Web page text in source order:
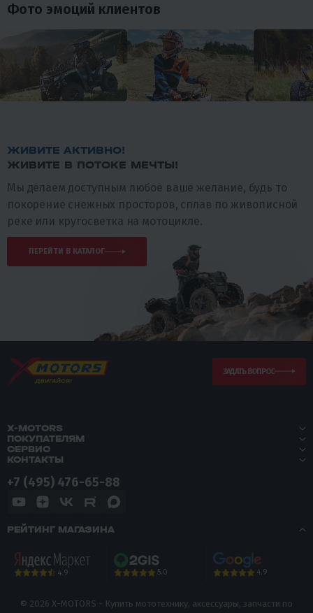
Фото эмоций клиентов
ЖИВИТЕ АКТИВНО!
ЖИВИТЕ В ПОТОКЕ МЕЧТЫ!
Мы делаем доступным любое ваше желание, будь то
покорение снежных просторов, сплав по живописной
реке или кругосветка на мотоцикле.
ПЕРЕЙТИ В КАТАЛОГ
ЗАДАТЬ ВОПРОС
X-MOTORS
ПОКУПАТЕЛЯМ
СЕРВИС
КОНТАКТЫ
+7 (495) 476-65-88
РЕЙТИНГ МАГАЗИНА
4.9 5.0 4.9
© 2026 X-MOTORS - Купить мототехнику, аксессуары, запчасти по